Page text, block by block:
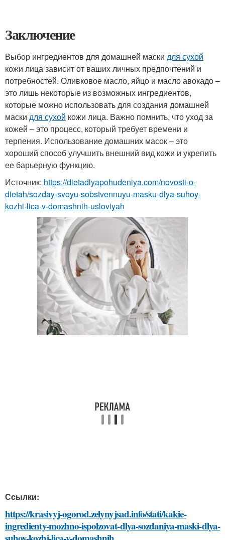
Заключение
Выбор ингредиентов для домашней маски для сухой
кожи лица зависит от ваших личных предпочтений и
потребностей. Оливковое масло, яйцо и масло авокадо –
это лишь некоторые из возможных ингредиентов,
которые можно использовать для создания домашней
маски для сухой кожи лица. Важно помнить, что уход за
кожей – это процесс, который требует времени и
терпения. Использование домашних масок – это
хороший способ улучшить внешний вид кожи и укрепить
ее барьерную функцию.
Источник: https://dietadlyapohudeniya.com/novosti-o-
dietah/sozday-svoyu-sobstvennuyu-masku-dlya-suhoy-
kozhi-lica-v-domashnih-usloviyah
Ссылки:
https://krasivyj-ogorod.zelynyjsad.info/stati/kakie-
ingredienty-mozhno-ispolzovat-dlya-sozdaniya-maski-dlya-